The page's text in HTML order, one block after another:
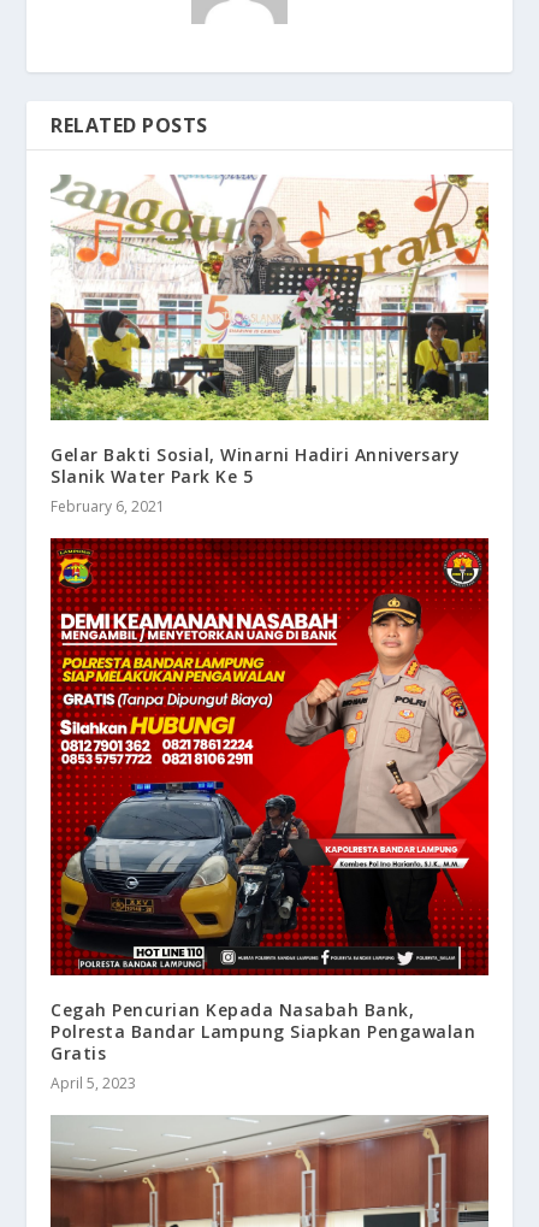
RELATED POSTS
Gelar Bakti Sosial, Winarni Hadiri Anniversary
Slanik Water Park Ke 5
February 6, 2021
Cegah Pencurian Kepada Nasabah Bank,
Polresta Bandar Lampung Siapkan Pengawalan
Gratis
April 5, 2023